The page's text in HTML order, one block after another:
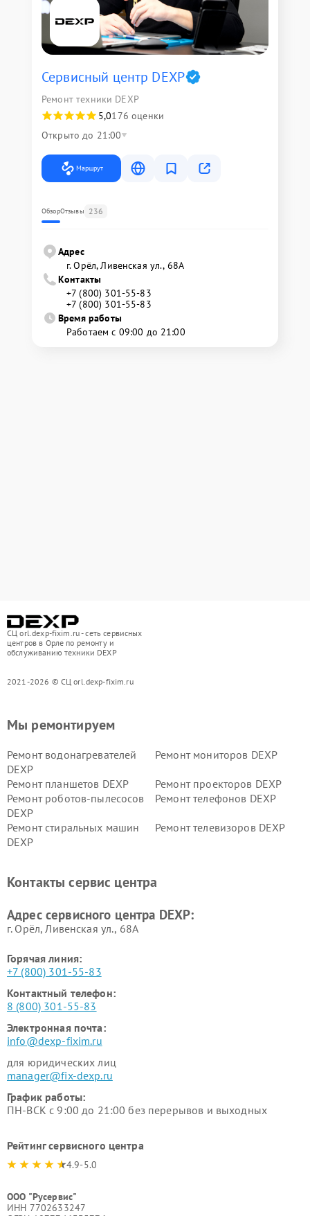
Сервисный центр DEXP
Ремонт техники DEXP
5,0176 оценки
Открыто до 21:00
Маршрут
ОбзорОтзывы 236
Адрес
г. Орёл, Ливенская ул., 68А
Контакты
+7 (800) 301-55-83
+7 (800) 301-55-83
Время работы
Работаем с 09:00 до 21:00
СЦ orl.dexp-fixim.ru - сеть сервисных
центров в Орле по ремонту и
обслуживанию техники DEXP
2021-2026 © СЦ orl.dexp-fixim.ru
Мы ремонтируем
Ремонт водонагревателей
DEXP
Ремонт мониторов DEXP
Ремонт планшетов DEXP
Ремонт проекторов DEXP
Ремонт роботов-пылесосов
DEXP
Ремонт телефонов DEXP
Ремонт стиральных машин
DEXP
Ремонт телевизоров DEXP
Ремонт серверов DEXP
Ремонт мини пк DEXP
Контакты сервис центра
Адрес сервисного центра DEXP:
г. Орёл, Ливенская ул., 68А
Горячая линия:
+7 (800) 301-55-83
Контактный телефон:
8 (800) 301-55-83
Электронная почта:
info@dexp-fixim.ru
для юридических лиц
manager@fix-dexp.ru
График работы:
ПН-ВСК с 9:00 до 21:00 без перерывов и выходных
Рейтинг сервисного центра
4.9-5.0
ООО "Русервис"
ИНН 7702633247